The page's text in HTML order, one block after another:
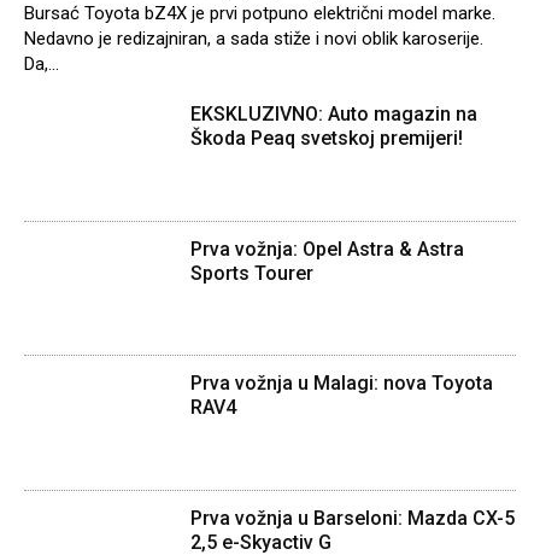
Bursać Toyota bZ4X je prvi potpuno električni model marke.
Nedavno je redizajniran, a sada stiže i novi oblik karoserije.
Da,...
EKSKLUZIVNO: Auto magazin na
Škoda Peaq svetskoj premijeri!
Prva vožnja: Opel Astra & Astra
Sports Tourer
Prva vožnja u Malagi: nova Toyota
RAV4
Prva vožnja u Barseloni: Mazda CX-5
2,5 e-Skyactiv G